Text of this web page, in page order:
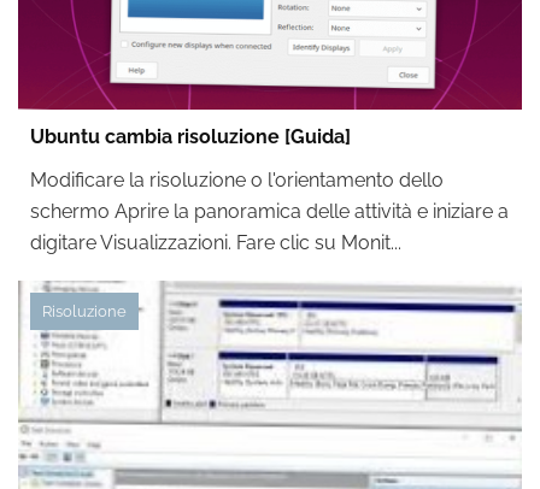
Ubuntu cambia risoluzione [Guida]
Modificare la risoluzione o l'orientamento dello
schermo Aprire la panoramica delle attività e iniziare a
digitare Visualizzazioni. Fare clic su Monit...
Risoluzione